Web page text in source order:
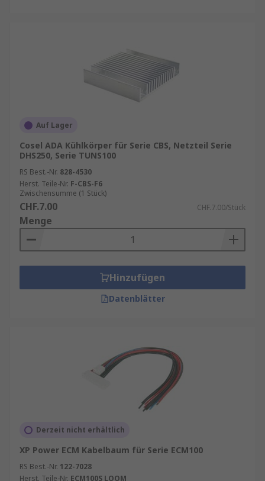
Auf Lager
Cosel ADA Kühlkörper für Serie CBS, Netzteil Serie
DHS250, Serie TUNS100
RS Best.-Nr. 828-4530
Herst. Teile-Nr. F-CBS-F6
Zwischensumme (1 Stück)
CHF.7.00 CHF.7.00/Stück
Menge
Hinzufügen
Datenblätter
Derzeit nicht erhältlich
XP Power ECM Kabelbaum für Serie ECM100
RS Best.-Nr. 122-7028
Herst. Teile-Nr. ECM100S LOOM